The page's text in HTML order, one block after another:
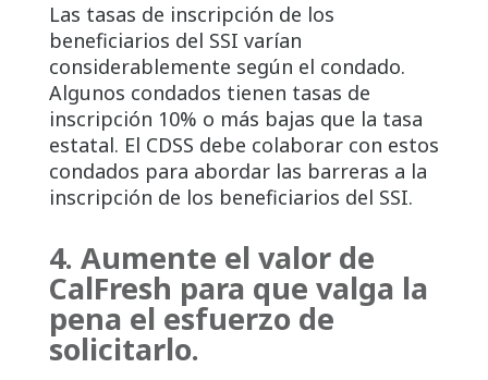
Las tasas de inscripción de los
beneficiarios del SSI varían
considerablemente según el condado.
Algunos condados tienen tasas de
inscripción 10% o más bajas que la tasa
estatal. El CDSS debe colaborar con estos
condados para abordar las barreras a la
inscripción de los beneficiarios del SSI.
4. Aumente el valor de
CalFresh para que valga la
pena el esfuerzo de
solicitarlo.